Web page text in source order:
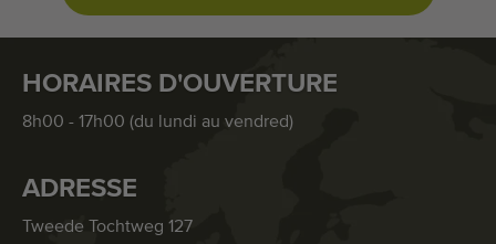
HORAIRES D'OUVERTURE
8h00 - 17h00 (du lundi au vendred)
ADRESSE
Tweede Tochtweg 127